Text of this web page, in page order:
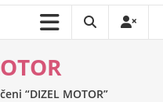
“DIZEL MOTOR”